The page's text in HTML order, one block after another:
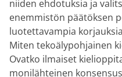
niiden ehdotuksia ja
enemmistön päätöksen
luotettavampia
Miten tekoälypohjainen
Ovatko ilmaiset
monilähteinen